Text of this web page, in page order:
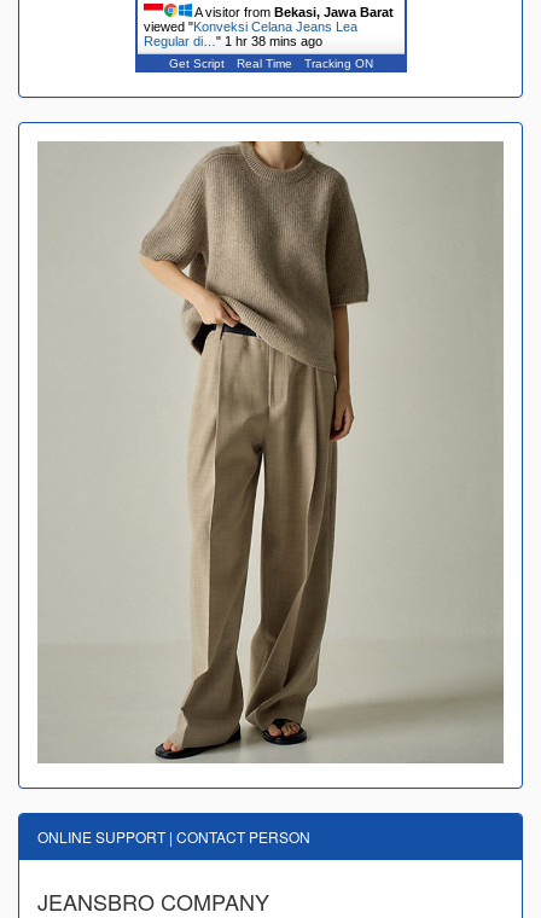
A visitor from Bekasi, Jawa Barat
viewed "Konveksi Celana Jeans Lea
Regular di… " 1 hr 38 mins ago
Get Script Real Time Tracking ON
ONLINE SUPPORT | CONTACT PERSON
JEANSBRO COMPANY